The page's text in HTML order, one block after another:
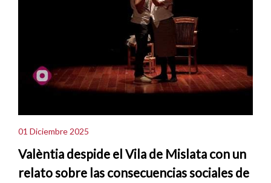
01 Diciembre 2025
Valèntia despide el Vila de Mislata con un
relato sobre las consecuencias sociales de